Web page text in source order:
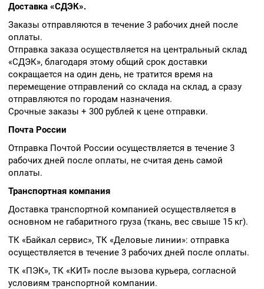
Доставка «СДЭК».
Заказы отправляются в течение 3 рабочих дней после
оплаты.
Отправка заказа осуществляется на центральный склад
«СДЭК», благодаря этому общий срок доставки
сокращается на один день, не тратится время на
перемещение отправлений со склада на склад, а сразу
отправляются по городам назначения.
Срочные заказы + 300 рублей к цене отправки.
Почта России
Отправка Почтой России осуществляется в течение 3
рабочих дней после оплаты, не считая день самой
оплаты.
Транспортная компания
Доставка транспортной компанией осуществляется в
основном не габаритного груза (ткань, вес свыше 15 кг).
ТК «Байкал сервис», ТК «Деловые линии»: отправка
осуществляется в течение 3 рабочих дней после оплаты.
ТК «ПЭК», ТК «КИТ» после вызова курьера, согласной
условиям транспортной компании.